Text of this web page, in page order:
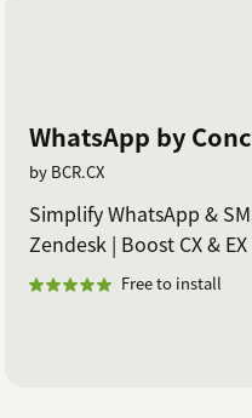
WhatsApp by
by BCR.CX
Simplify WhatsApp &
Zendesk | Boost CX &
Free to install